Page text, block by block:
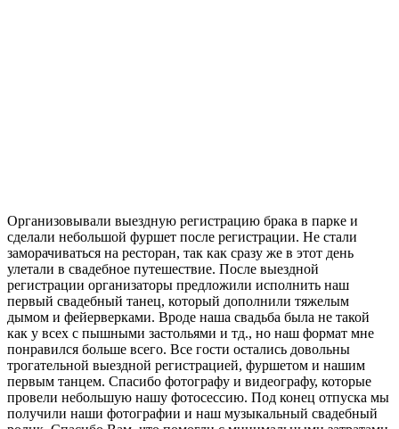
Организовывали выездную регистрацию брака в парке и
сделали небольшой фуршет после регистрации. Не стали
заморачиваться на ресторан, так как сразу же в этот день
улетали в свадебное путешествие. После выездной
регистрации организаторы предложили исполнить наш
первый свадебный танец, который дополнили тяжелым
дымом и фейерверками. Вроде наша свадьба была не такой
как у всех с пышными застольями и тд., но наш формат мне
понравился больше всего. Все гости остались довольны
трогательной выездной регистрацией, фуршетом и нашим
первым танцем. Спасибо фотографу и видеографу, которые
провели небольшую нашу фотосессию. Под конец отпуска мы
получили наши фотографии и наш музыкальный свадебный